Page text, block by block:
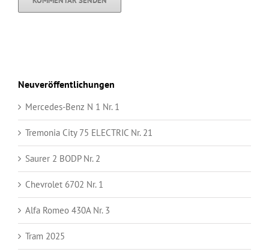
Neuveröffentlichungen
Mercedes-Benz N 1 Nr. 1
Tremonia City 75 ELECTRIC Nr. 21
Saurer 2 BODP Nr. 2
Chevrolet 6702 Nr. 1
Alfa Romeo 430A Nr. 3
Tram 2025